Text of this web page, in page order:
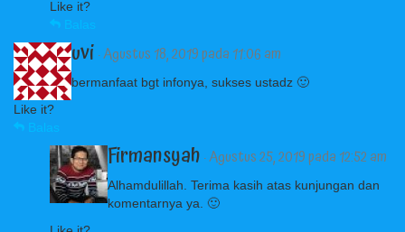
Like it?
Balas
uvi· Agustus 18, 2019 pada 11:06 am
bermanfaat bgt infonya, sukses ustadz 🙂
Like it?
Balas
Firmansyah· Agustus 25, 2019 pada 12:52 am
Alhamdulillah. Terima kasih atas kunjungan dan
komentarnya ya. 🙂